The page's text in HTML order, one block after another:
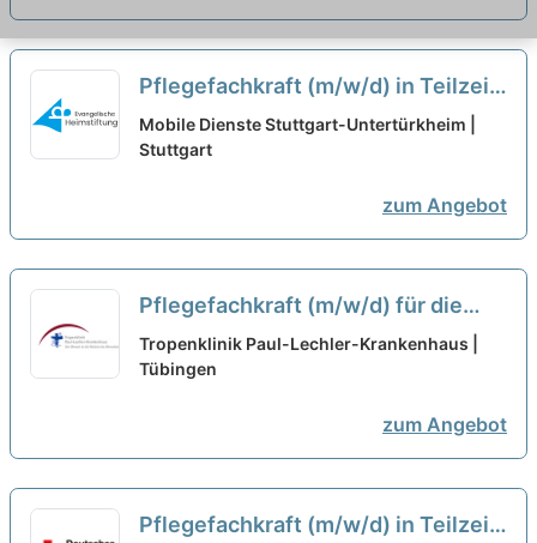
Pflegefachkraft (m/w/d) in Teilzeit
(50-80%) - Willkommen im Team!
neu
Mobile Dienste Stuttgart-Untertürkheim |
Stuttgart
zum Angebot
Pflegefachkraft (m/w/d) für die
Aufnahmestation in Teilzeit (50-
80%) - Werden Sie jetzt Teil
Tropenklinik Paul-Lechler-Krankenhaus |
Tübingen
zum Angebot
Pflegefachkraft (m/w/d) in Teilzeit